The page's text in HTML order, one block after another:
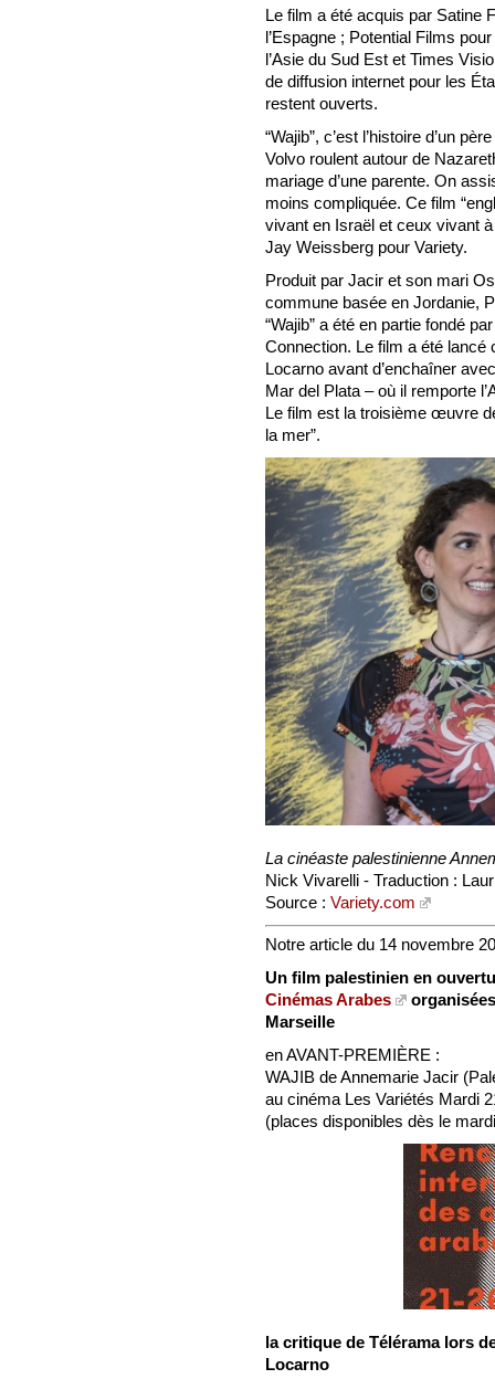
Le film a été acquis par Satine
l’Espagne ; Potential Films
l’Asie du Sud Est et Times
de diffusion internet pour les
restent ouverts.
“Wajib”, c’est l’histoire d’un
Volvo roulent autour de
mariage d’une parente. On
moins compliquée. Ce film
vivant en Israël et ceux vivant à
Jay Weissberg pour Variety.
Produit par Jacir et son mari
commune basée en Jordanie,
“Wajib” a été en partie fondé
Connection. Le film a été lancé
Locarno avant d’enchaîner
Mar del Plata – où il remporte
Le film est la troisième œuvre
la mer”.
La cinéaste palestinienne
Nick Vivarelli - Traduction :
Source : Variety.com
Notre article du 14 novembre
Un film palestinien en
Cinémas Arabes
Marseille
en AVANT-PREMIÈRE :
WAJIB de Annemarie Jacir
au cinéma Les Variétés Mardi
(places disponibles dès le
la critique de Télérama lors
Locarno